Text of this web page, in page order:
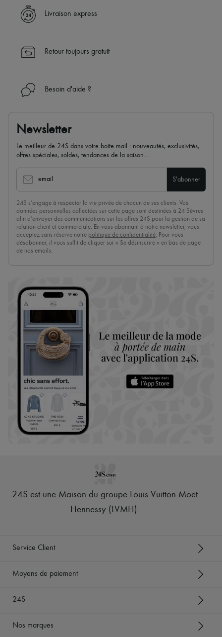
Livraison express
Retour toujours gratuit
Besoin d'aide ?
Newsletter
Le meilleur de 24S dans votre boite mail : nouveautés, exclusivités,
offres spéciales, soldes, tendances de la saison...
email S'abonner
24S s’engage à respecter la vie privée de chacun de ses clients. Vos
données personnelles collectées sur cette page sont destinées à 24 Sèvres
afin d’envoyer des communications sur les offres 24S pour la gestion de sa
relation client et commerciale. En vous abonnant à notre newsletter, vous
acceptez sans réserve notre politique de confidentialité. Pour vous
désabonner, il vous suffit de cliquer sur « Se désinscrire » en bas de page
de nos emails.
24S est une Maison du groupe Louis Vuitton Moët
Hennessy (LVMH).
Service Client
Moyens de paiement
24S
Nos marques